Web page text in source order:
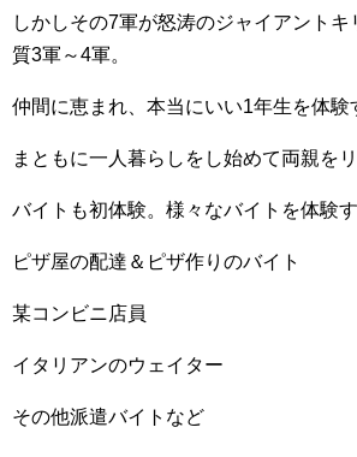
しかしその7軍が怒涛のジャイアント
質3軍～4軍。
仲間に恵まれ、本当にいい1年生を体験
まともに一人暮らしをし始めて両親を
バイトも初体験。様々なバイトを体験す
ピザ屋の配達＆ピザ作りのバイト
某コンビニ店員
イタリアンのウェイター
その他派遣バイトなど